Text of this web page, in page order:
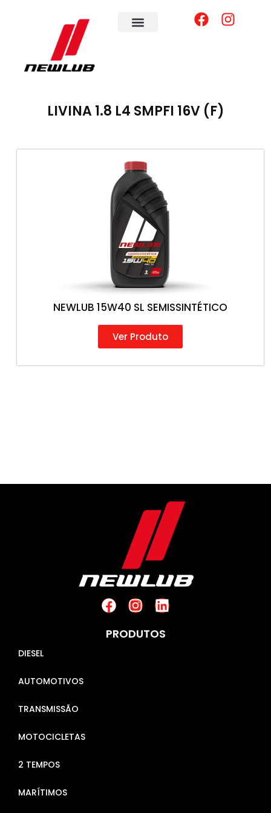
LIVINA 1.8 L4 SMPFI 16V (F)
NEWLUB 15W40 SL SEMISSINTÉTICO
Ver Produto
PRODUTOS
DIESEL
AUTOMOTIVOS
TRANSMISSÃO
MOTOCICLETAS
2 TEMPOS
MARÍTIMOS